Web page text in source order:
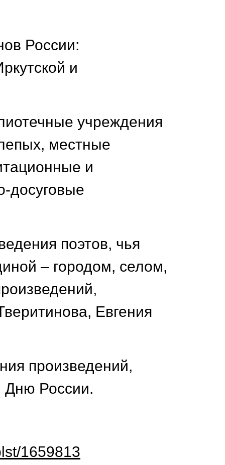
России:
и
учреждения
местные
и
досуговые
поэтов, чья
– городом, селом,
Евгения
произведений,
Дню России.
1659813